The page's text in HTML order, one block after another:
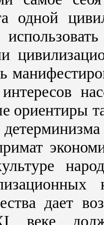
одной
ориентиры
дает
веке